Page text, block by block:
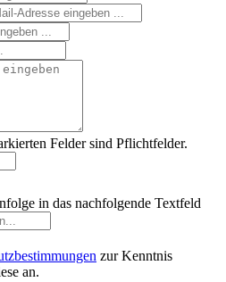
Felder sind Pflichtfelder.
in das nachfolgende Textfeld
zur Kenntnis
an.